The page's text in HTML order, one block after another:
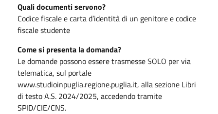
Quali documenti servono?
Codice fiscale e carta d’identità di un genitore e codice
fiscale studente
Come si presenta la domanda?
Le domande possono essere trasmesse SOLO per via
telematica, sul portale
www.studioinpuglia.regione.puglia.it, alla sezione Libri
di testo A.S. 2024/2025, accedendo tramite
SPID/CIE/CNS.